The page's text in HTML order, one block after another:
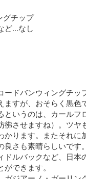
グチップ
ど...なし
ドバンウィングチッ
ますが、おそらく黒色
というのは、カールフ
彿させますね）。ツヤ
かります。またそれに
良さも素晴らしいです
ドルバックなど、日本
できます。